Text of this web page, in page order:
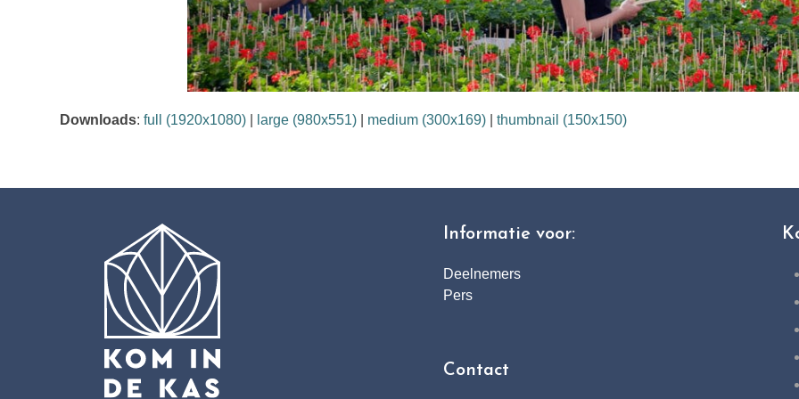
Downloads:full (1920x1080) large (980x551) medium (300x169) |thumbnail (150x150)
Informatie voor:
Deelnemers
Pers
Contact